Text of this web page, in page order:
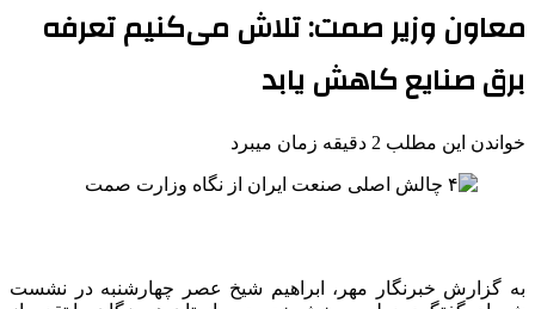
معاون وزیر صمت: تلاش می‌کنیم تعرفه
برق صنایع کاهش یابد
خواندن این مطلب 2 دقیقه زمان میبرد
به گزارش خبرنگار مهر، ابراهیم شیخ عصر چهارشنبه در نشست